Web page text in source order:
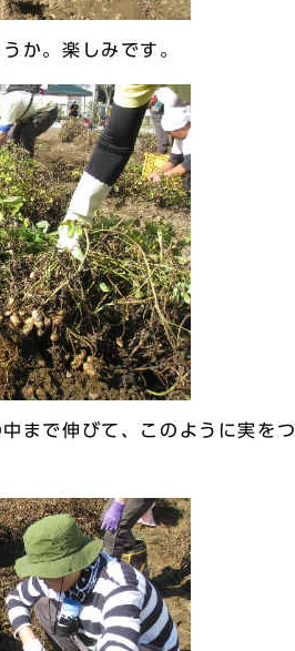
か。楽しみです。
まで伸びて、このように実をつ